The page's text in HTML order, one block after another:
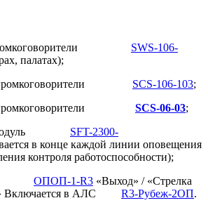
громкоговорители SWS-106-
палатах);
громкоговорители SCS-106-103;
громкоговорители SCS-06-03;
модуль SFT-2300-
в конце каждой линии оповещения
контроля работоспособности);
ОПОП-1-R3 «Выход» / «Стрелка
Включается в АЛС R3-Рубеж-2ОП.